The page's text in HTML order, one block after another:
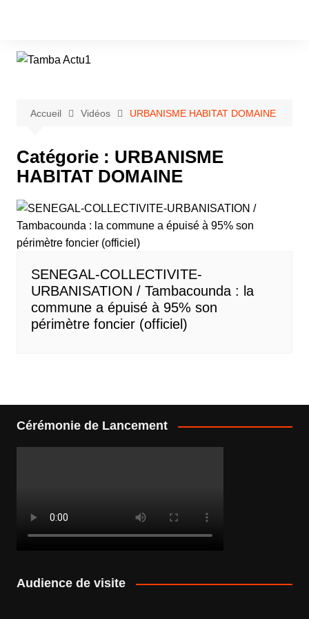
Accueil Vidéos URBANISME HABITAT DOMAINE
Catégorie : URBANISME
HABITAT DOMAINE
SENEGAL-COLLECTIVITE-
URBANISATION / Tambacounda : la
commune a épuisé à 95% son
périmètre foncier (officiel)
Cérémonie de Lancement
Audience de visite